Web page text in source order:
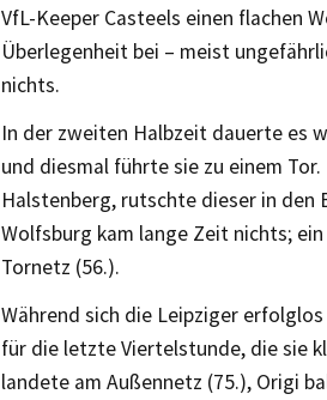
VfL-Keeper Casteels einen flachen
Überlegenheit bei – meist
nichts.
In der zweiten Halbzeit dauerte es
und diesmal führte sie zu einem
Halstenberg, rutschte dieser in den
Wolfsburg kam lange Zeit nichts;
Tornetz (56.).
Während sich die Leipziger
für die letzte Viertelstunde, die sie
landete am Außennetz (75.), Origi